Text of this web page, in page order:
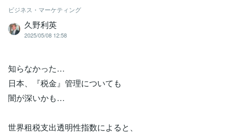
ビジネス・マーケティング
久野利英
2025/05/08 12:58
知らなかった…
日本、『税金』管理についても
闇が深いかも…
世界租税支出透明性指数によると、